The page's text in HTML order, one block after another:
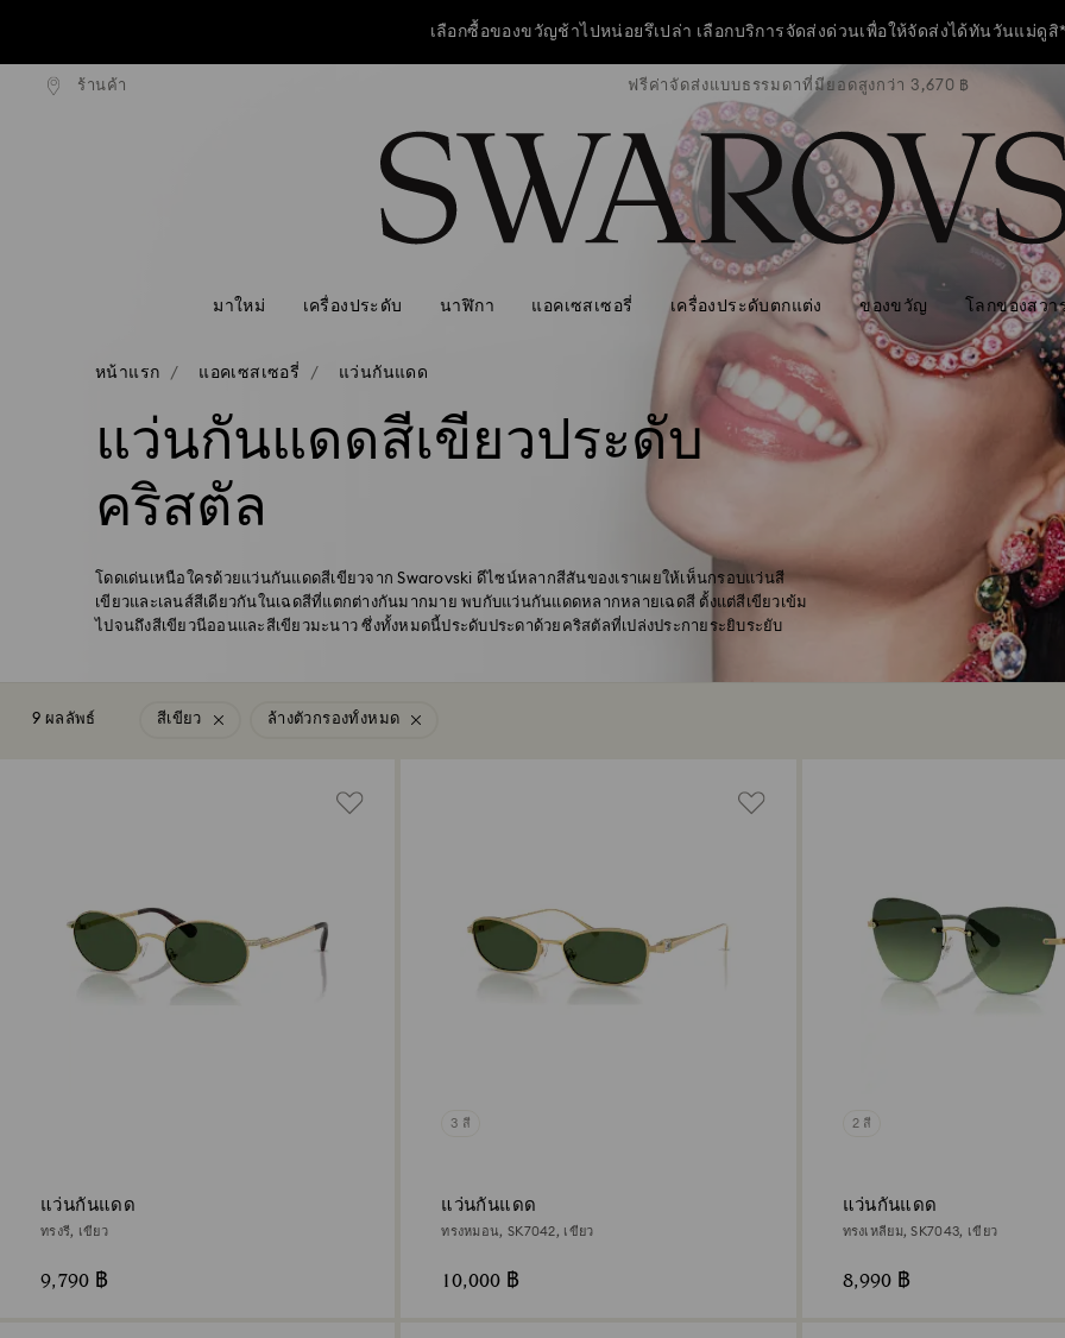
เลือกซื้อของขวัญช้าไปหน่อยรึเปล่า เลือกบริการจัดส่งด่วนเพื่อให้จัดส่งได้ทันวันแม่ดูสิ*
วันแม่ปีนี้ รับฟรี! กระเป๋าสะพายไหล่สีฟ้าที่ใช้งานได้หลากหลาย เมื่อมียอดซื้อครบ 7,800 บ
เลือกซื้อของขวัญช้าไปหน่อยรึเปล่า เลือกบริการจัดส่งด่วนเพื่อให้จัดส่งได้ทันวันแม่ดูสิ*
รายการกุญแจการเข้าถึง
ร้านค้า
บบธรรมดาที่มียอดสูงกว่า 3,670 ฿ ฟรีค่าจัดส่งแบบธรรมดาที่มียอดสูงกว่า 3,670 ฿ ฟรีค่าจัดส่
มาใหม่ เครื่องประดับ นาฬิกา แอคเซสเซอรี่ เครื่องประดับตกแต่ง ของขวัญ โลกของสวา
หน้าแรก แอคเซสเซอรี่ แว่นกันแดด
แว่นกันแดดสีเขียวประดับ
คริสตัล
โดดเด่นเหนือใครด้วยแว่นกันแดดสีเขียวจาก Swarovski ดีไซน์หลากสีสันของเราเผยให้เห็นกรอบแว่นสี
เขียวและเลนส์สีเดียวกันในเฉดสีที่แตกต่างกันมากมาย พบกับแว่นกันแดดหลากหลายเฉดสี ตั้งแต่สีเขียวเข้ม
ไปจนถึงสีเขียวนีออนและสีเขียวมะนาว ซึ่งทั้งหมดนี้ประดับประดาด้วยคริสตัลที่เปล่งประกายระยิบระยับ
9 ผลลัพธ์ สีเขียว ล้างตัวกรองทั้งหมด
แว่นกันแดด
ทรงรี, เขียว
9,790 ฿
3 สี
แว่นกันแดด
ทรงหมอน, SK7042, เขียว
10,000 ฿
2 สี
แว่นกันแดด
ทรงเหลี่ยม, SK7043, เขียว
8,990 ฿